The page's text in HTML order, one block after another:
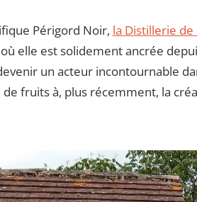
Périgord Noir, la Distillerie de
elle est solidement ancrée
un acteur incontournable
de fruits à, plus récemment, la